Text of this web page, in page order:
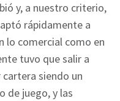
y, a nuestro criterio,
rápidamente a
lo comercial como en
tuvo que salir a
siendo un
de juego, y las